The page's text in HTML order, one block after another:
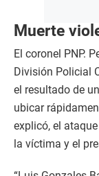
Muerte
El coronel PNP.
División Policial
el resultado de
ubicar
explicó, el
la víctima y el